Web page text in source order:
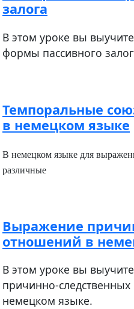
залога
В этом уроке вы
формы пассивного
Темпоральные
в немецком языке
В немецком языке для
различные
Выражение
отношений в
В этом уроке вы
причинно-
немецком языке.